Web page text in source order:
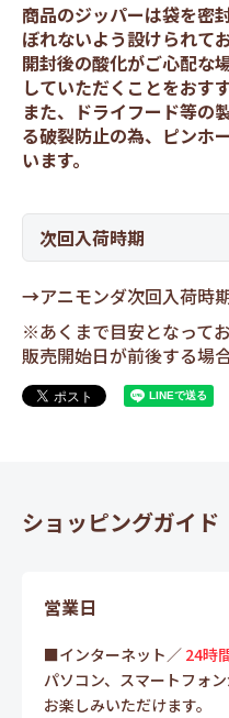
商品のジッパーは袋を密
ぼれないよう設けられてお
開封後の酸化がご心配な
していただくことをおす
また、ドライフード等の
る破裂防止の為、ピンホ
います。
次回入荷時期
→アニモンダ次回入荷時
※あくまで目安となって
販売開始日が前後する場
ショッピングガイド
営業日
■インターネット／ 24時
パソコン、スマートフォ
お楽しみいただけます。